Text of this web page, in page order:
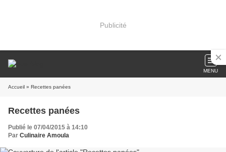
Publicité
MENU
Accueil » Recettes panées
Recettes panées
Publié le 07/04/2015 à 14:10
Par Culinaire Amoula